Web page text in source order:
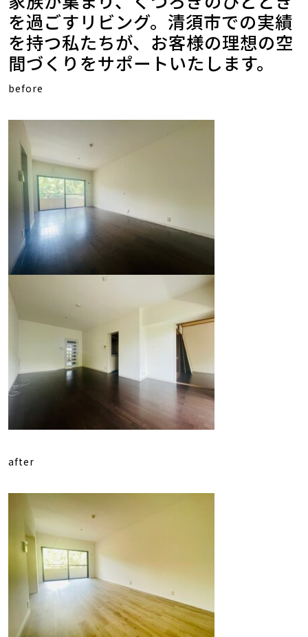
を過ごすリビング。清須市での実績
を持つ私たちが、お客様の理想の空
間づくりをサポートいたします。
before
after